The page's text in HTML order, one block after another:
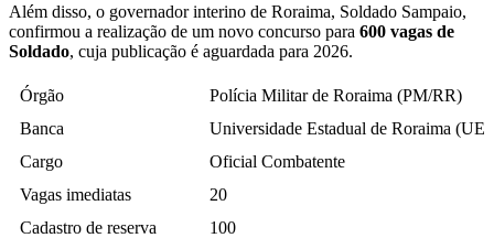
Além disso, o governador interino de Roraima, Soldado Sampaio,
confirmou a realização de um novo concurso para 600 vagas de
Soldado, cuja publicação é aguardada para 2026.
Órgão
Polícia Militar de Roraima (PM/RR)
Banca
Universidade Estadual de Roraima
Cargo
Oficial Combatente
Vagas imediatas
20
Cadastro de reserva
100